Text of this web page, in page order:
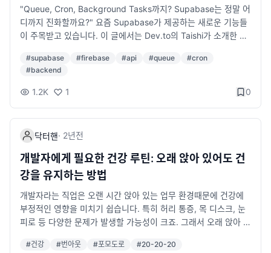
무 길지 않게 A4 한두 장 이내) 포트폴리오 준비 포트폴리오는 프
론트엔드/백엔드 개발자 모두에게 중요합니다. 프론트엔드 개발
자: 개인 블로그나 Github, 실제 서비스 배포 경험 백엔드 개발자:
있으면 좋음. 풀스택 개발자: 실제 운영되는 서비스 링크, GitHub
레포지토리 있다면 공유 특히 네이버, 카카오, 토스, 배달의민족 등
IT 기업들의 채용 과정에서 포트폴리오와 코드 리뷰가 중요한 평
가 요소가 될 수 있습니다. 3. 기술 면접 및 코딩 테스트 준비하기
코딩 테스트를 보는 곳을 지원한다면 오랜만에 면접을 보게 되면
당황할 수 있으므로 미리 준비하는 것이 중요합니다. 코딩 테스트
준비 방법 프로그래머스, 백준, 코딩테스트 대비 문제 연습하기 자
료구조, 알고리즘 (정렬, 탐색, DP, BFS/DFS 등) 개념 복습하기 S
QL 문제 및 DB 설계 연습하기 JavaScript, Python, Java 등 사
용하는 언어의 최신 트렌드 파악하기 기술 면접 대비 프로젝트 경
험을 기반으로 예상 질문 정리하기 CS 기본 지식 복습 (운영체제,
네트워크, 디자인 패턴 등) 모의 면접 진행해보기 (동료 개발자나
면접 방식 분석하기 4. 희망하는 기업 리서치하기 막연하게 여러
e": "CommonJS", "strict": true, "outDir": "./dist" }, "includ
e": ["src/**/*"], "exclude": ["node_modules", "dist"] } 설명
compilerOptions: 컴파일러의 동작 방식을 설정합니다. target:
e: 모듈 시스템을 정의합니다. strict: TypeScript의 엄격 모드를
활성화합니다. outDir: 컴파일된 파일이 저장될 디렉터리를 지정
합니다. include: 컴파일 대상이 되는 파일이나 디렉터리를 지정합
는 자주 사용되는 주요 설정들입니다. target JavaScript로 트랜
스파일링될 ECMAScript 버전을 설정합니다. 예: "ES5", "ES6",
"ES2020" module 모듈 시스템을 정의합니다. 예: "CommonJ
S", "ESNext", "AMD" Tip: Node.js 환경에서는 CommonJS를,
최신 브라우저에서는 ESNext를 주로 사용합니다. strict TypeSc
ript의 모든 엄격 모드를 활성화합니다. 엄격 모드가 활성화되면
문법 검사를 강력하게 해줍니다. paths와 baseUrl 프로젝트 내에
서 모듈을 더 간단히 import할 수 있도록 도와줍니다. { "compile
["src/components/*"] } } } 위 설정으로 다음과 같은 단축 impo
"Queue, Cron, Background Tasks까지? Supabase는 정말 어
디까지 진화할까요?" 요즘 Supabase가 제공하는 새로운 기능들
이 주목받고 있습니다. 이 글에서는 Dev.to의 Taishi가 소개한 Su
가능성을 탐구해보겠습니다. Supabase란 무엇인가요? Supaba
se는 Firebase의 오픈소스 대안으로 시작된 프로젝트로, 데이터
베이스, 인증, 실시간 업데이트, 서버리스 함수 등 다양한 기능을
공하고 있습니다. 이런 기능은 특히 서버리스(Serverless) 환경에
서 애플리케이션을 개발하는 데 유용합니다. 이번 글에서는 최근
강화된 Queue, Cron, Background Tasks에 대해서 소개합니
다. 새로운 기능 살펴보기 1. Queue Queue는 작업을 대기열에
추가하고 순차적으로 실행할 수 있는 기능입니다. 복잡한 작업을
관리하거나, 대량의 데이터를 처리할 때 유용합니다. 예제 코드: i
mport { createQueue } from 'supabase-functions'; const q
ueue = createQueue('email-sender'); queue.on('process', a
Queue는 Deno 환경에서 실행되며, 작업의 실패와 재시도를 자동
#supabase #firebase #api #queue #cron
#backend
1.2K 1 0
닥터핸· 2년전
개발자에게 필요한 건강 루틴: 오래 앉아 있어도 건
강을 유지하는 방법
개발자라는 직업은 오랜 시간 앉아 있는 업무 환경때문에 건강에
부정적인 영향을 미치기 쉽습니다. 특히 허리 통증, 목 디스크, 눈
피로 등 다양한 문제가 발생할 가능성이 크죠. 그래서 오래 앉아 있
까 합니다. 1. 앉아 있는 시간을 줄이는 방법 개발을 하다보면 오랜
#건강 #번아웃 #포모도로 #20-20-20